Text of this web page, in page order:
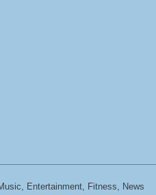
Entertainment, Fitness, News